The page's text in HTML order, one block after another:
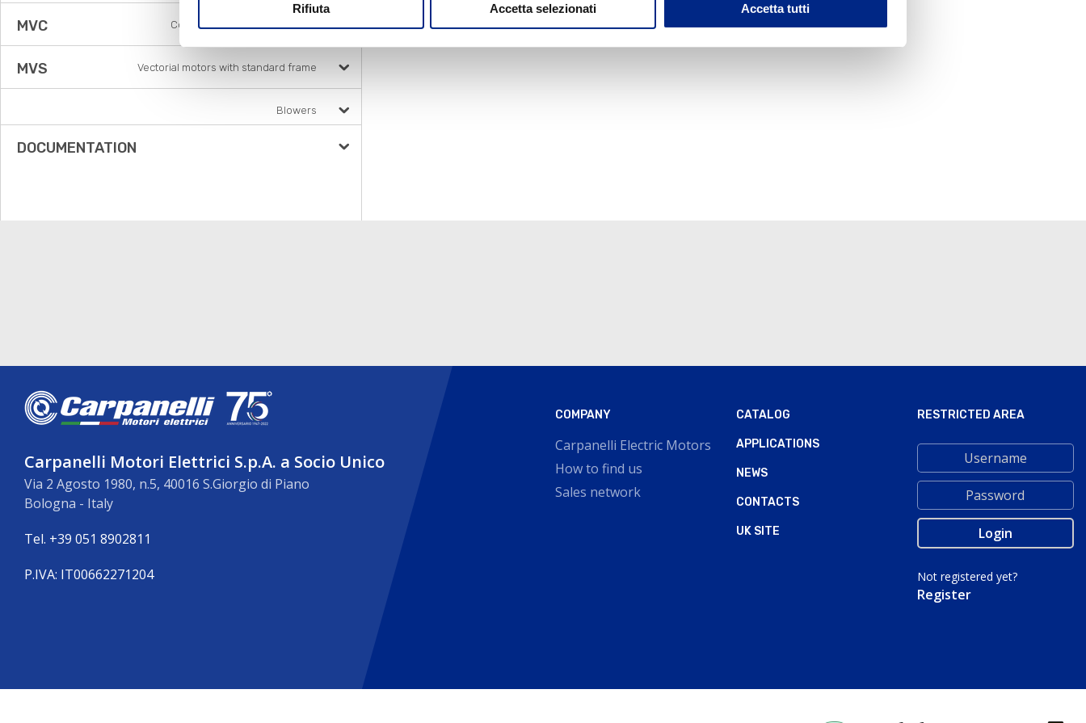
Rifiuta Accetta selezionati Accetta tutti
MVC Compat square vector motors
MVS Vectorial motors with standard frame
Blowers
DOCUMENTATION
Carpanelli Motori Elettrici S.p.A. a Socio Unico
Via 2 Agosto 1980, n.5, 40016 S.Giorgio di Piano
Bologna - Italy
Tel. +39 051 8902811
P.IVA: IT00662271204
COMPANY
Carpanelli Electric Motors
How to find us
Sales network
CATALOG
APPLICATIONS
NEWS
CONTACTS
UK SITE
RESTRICTED AREA
Not registered yet?
Register